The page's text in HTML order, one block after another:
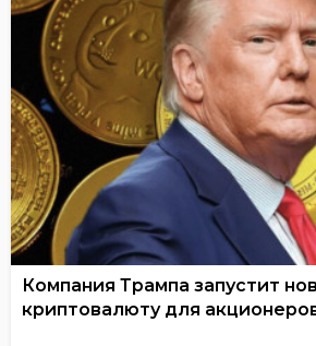
Компания Трампа запустит
криптовалюту для